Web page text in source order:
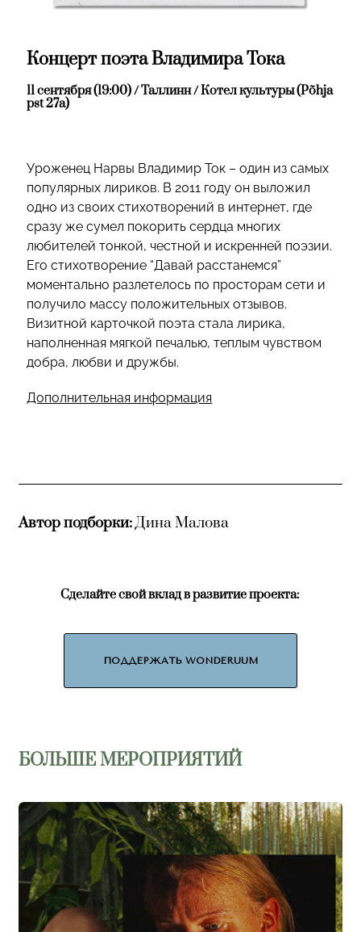
Концерт поэта Владимира Тока
11 сентября (19:00) / Таллинн / Котел культуры (Põhja
pst 27a)
Уроженец Нарвы Владимир Ток – один из самых
популярных лириков. В 2011 году он выложил
одно из своих стихотворений в интернет, где
сразу же сумел покорить сердца многих
любителей тонкой, честной и искренней поэзии.
Его стихотворение “Давай расстанемся”
моментально разлетелось по просторам сети и
получило массу положительных отзывов.
Визитной карточкой поэта стала лирика,
наполненная мягкой печалью, теплым чувством
добра, любви и дружбы.
Дополнительная информация
Автор подборки:Дина Малова
Сделайте свой вклад в развитие проекта:
ПОДДЕРЖАТЬ WONDERUUM
БОЛЬШЕ МЕРОПРИЯТИЙ